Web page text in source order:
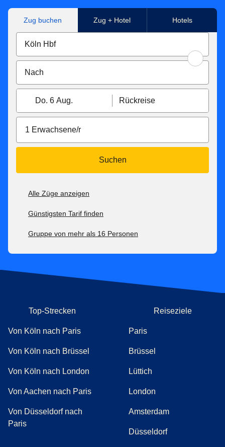
Zug buchen Zug + Hotel Hotels
Do. 6 Aug. Rückreise
1 Erwachsene/r
Suchen
Alle Züge anzeigen
Günstigsten Tarif finden
Gruppe von mehr als 16 Personen
Top-Strecken
Von Köln nach Paris
Von Köln nach Brüssel
Von Köln nach London
Von Aachen nach Paris
Von Düsseldorf nach
Paris
Reiseziele
Paris
Brüssel
Lüttich
London
Amsterdam
Düsseldorf